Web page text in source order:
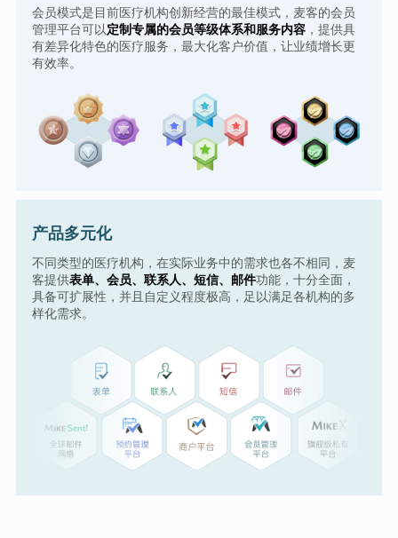
会员模式是目前医疗机构创新经营的最佳模式，麦客的会员
管理平台可以定制专属的会员等级体系和服务内容，提供具
有差异化特色的医疗服务，最大化客户价值，让业绩增长更
有效率。
产品多元化
不同类型的医疗机构，在实际业务中的需求也各不相同，麦
客提供表单、会员、联系人、短信、邮件功能，十分全面，
具备可扩展性，并且自定义程度极高，足以满足各机构的多
样化需求。